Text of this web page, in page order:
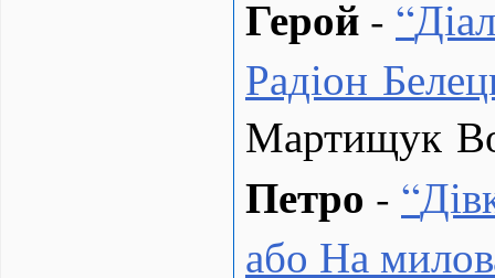
Герой - “
Радіон
Мартищук
Петро - “
або На